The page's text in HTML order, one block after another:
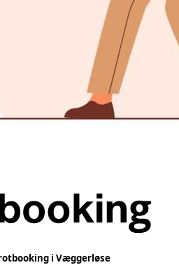
i Væggerløse